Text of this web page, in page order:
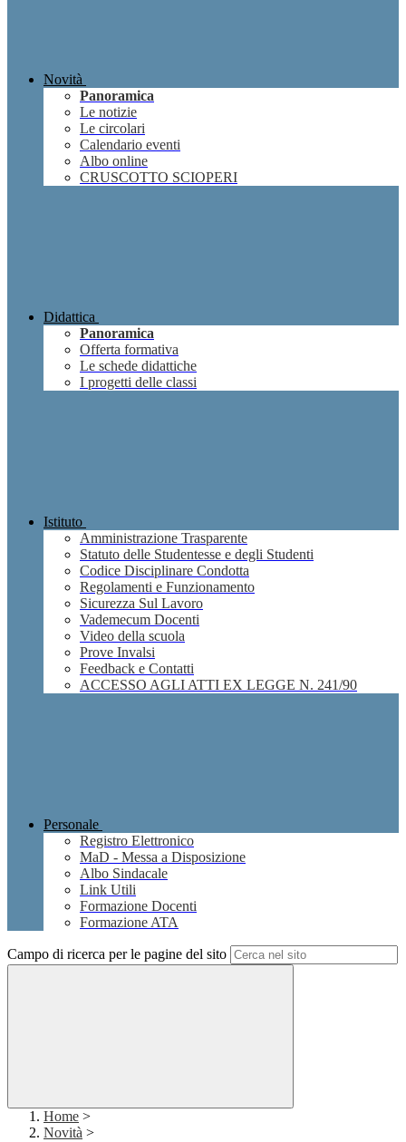
Novità
Panoramica
Le notizie
Le circolari
Calendario eventi
Albo online
CRUSCOTTO SCIOPERI
Didattica
Panoramica
Offerta formativa
Le schede didattiche
I progetti delle classi
Istituto
Amministrazione Trasparente
Statuto delle Studentesse e degli Studenti
Codice Disciplinare Condotta
Regolamenti e Funzionamento
Sicurezza Sul Lavoro
Vademecum Docenti
Video della scuola
Prove Invalsi
Feedback e Contatti
ACCESSO AGLI ATTI EX LEGGE N. 241/90
Personale
Registro Elettronico
MaD - Messa a Disposizione
Albo Sindacale
Link Utili
Formazione Docenti
Formazione ATA
Campo di ricerca per le pagine del sito
Home >
Novità >